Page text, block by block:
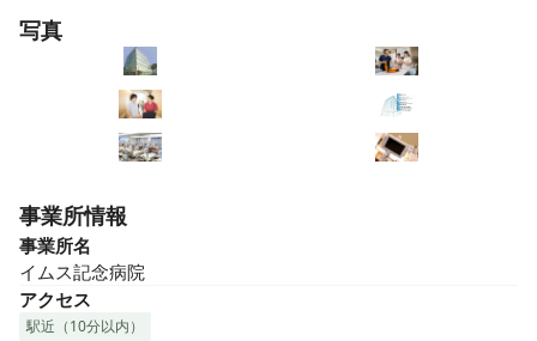
写真
事業所情報
事業所名
イムス記念病院
アクセス
駅近（10分以内）